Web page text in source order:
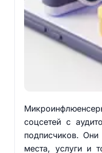
соцсетей с
подписчиков.
места, услуги и